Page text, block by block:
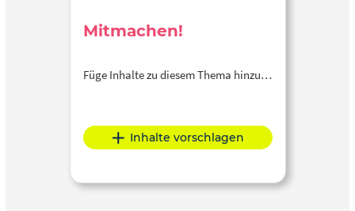
Mitmachen!
Füge Inhalte zu diesem Thema hinzu…
Inhalte vorschlagen